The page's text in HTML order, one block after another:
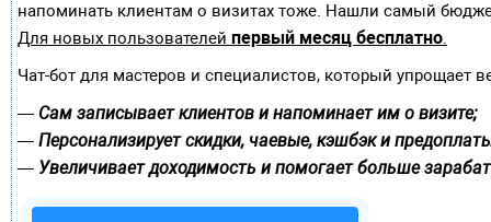
напоминать клиентам о визитах тоже. Нашли самый
Для новых пользователей первый месяц бесплатно.
Чат-бот для мастеров и специалистов, который упрощает
— Сам записывает клиентов и напоминает им о визите;
— Персонализирует скидки, чаевые, кэшбэк и
— Увеличивает доходимость и помогает больше